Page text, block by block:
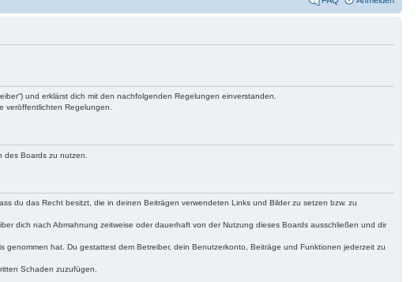
und erklärst dich mit den nachfolgenden Regelungen einverstanden.
veröffentlichten Regelungen.
Boards zu nutzen.
du das Recht besitzt, die in deinen Beiträgen verwendeten Links und Bilder zu setzen bzw. zu
dich nach Abmahnung zeitweise oder dauerhaft von der Nutzung dieses Boards ausschließen und dir
hat. Du gestattest dem Betreiber, dein Benutzerkonto, Beiträge und Funktionen jederzeit zu
Schaden zuzufügen.